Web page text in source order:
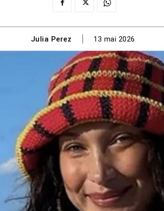
Julia Perez 13 mai 2026